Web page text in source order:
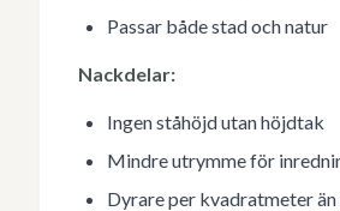
Passar både stad och natur
Nackdelar:
Ingen ståhöjd utan höjdtak
Mindre utrymme för
Dyrare per kvadratmeter än